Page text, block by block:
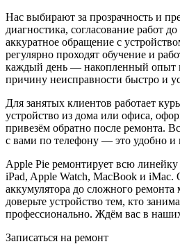
Нас выбирают за прозрачность и
диагностика, согласование работ
аккуратное обращение с
регулярно проходят обучение и
каждый день — накопленный опыт
причину неисправности быстро и
Для занятых клиентов работает
устройство из дома или офиса,
привезём обратно после ремонта.
с вами по телефону — это удобно и
Apple Pie ремонтирует всю
iPad, Apple Watch, MacBook и iMac.
аккумулятора до сложного
доверьте устройство тем, кто
профессионально. Ждём вас в
Записаться на ремонт